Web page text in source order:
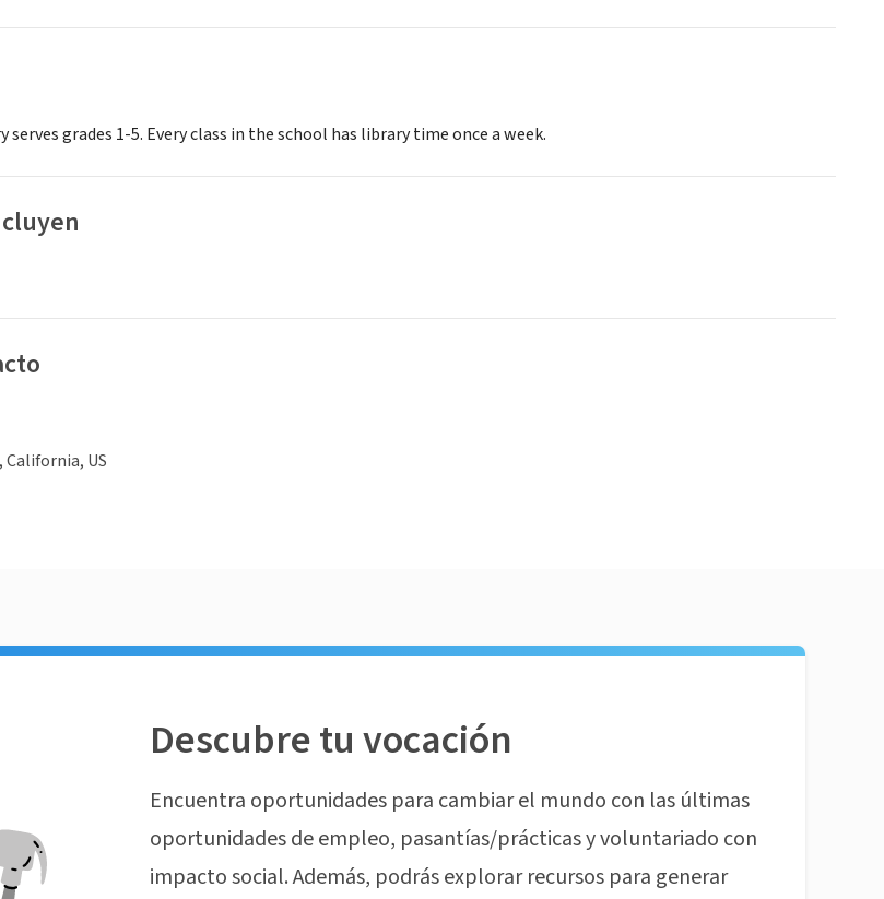
serves grades 1-5. Every class in the school has library time once a week.
California, US
Descubre tu vocación
Encuentra oportunidades para cambiar el mundo con las últimas
oportunidades de empleo, pasantías/prácticas y voluntariado con
impacto social. Además, podrás explorar recursos para generar